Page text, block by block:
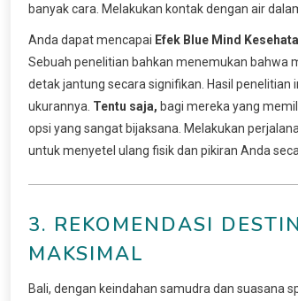
banyak cara. Melakukan kontak dengan air
Anda dapat mencapai Efek Blue Mind
Sebuah penelitian bahkan menemukan bahwa
detak jantung secara signifikan. Hasil
ukurannya. Tentu saja, bagi mereka yang
opsi yang sangat bijaksana. Melakukan
untuk menyetel ulang fisik dan pikiran Anda
3. REKOMENDASI
MAKSIMAL
Bali, dengan keindahan samudra dan suasana